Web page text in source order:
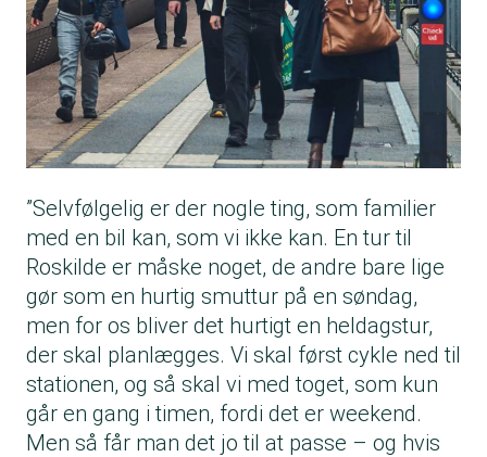
”Selvfølgelig er der nogle ting, som familier
med en bil kan, som vi ikke kan. En tur til
Roskilde er måske noget, de andre bare lige
gør som en hurtig smuttur på en søndag,
men for os bliver det hurtigt en heldagstur,
der skal planlægges. Vi skal først cykle ned til
stationen, og så skal vi med toget, som kun
går en gang i timen, fordi det er weekend.
Men så får man det jo til at passe – og hvis